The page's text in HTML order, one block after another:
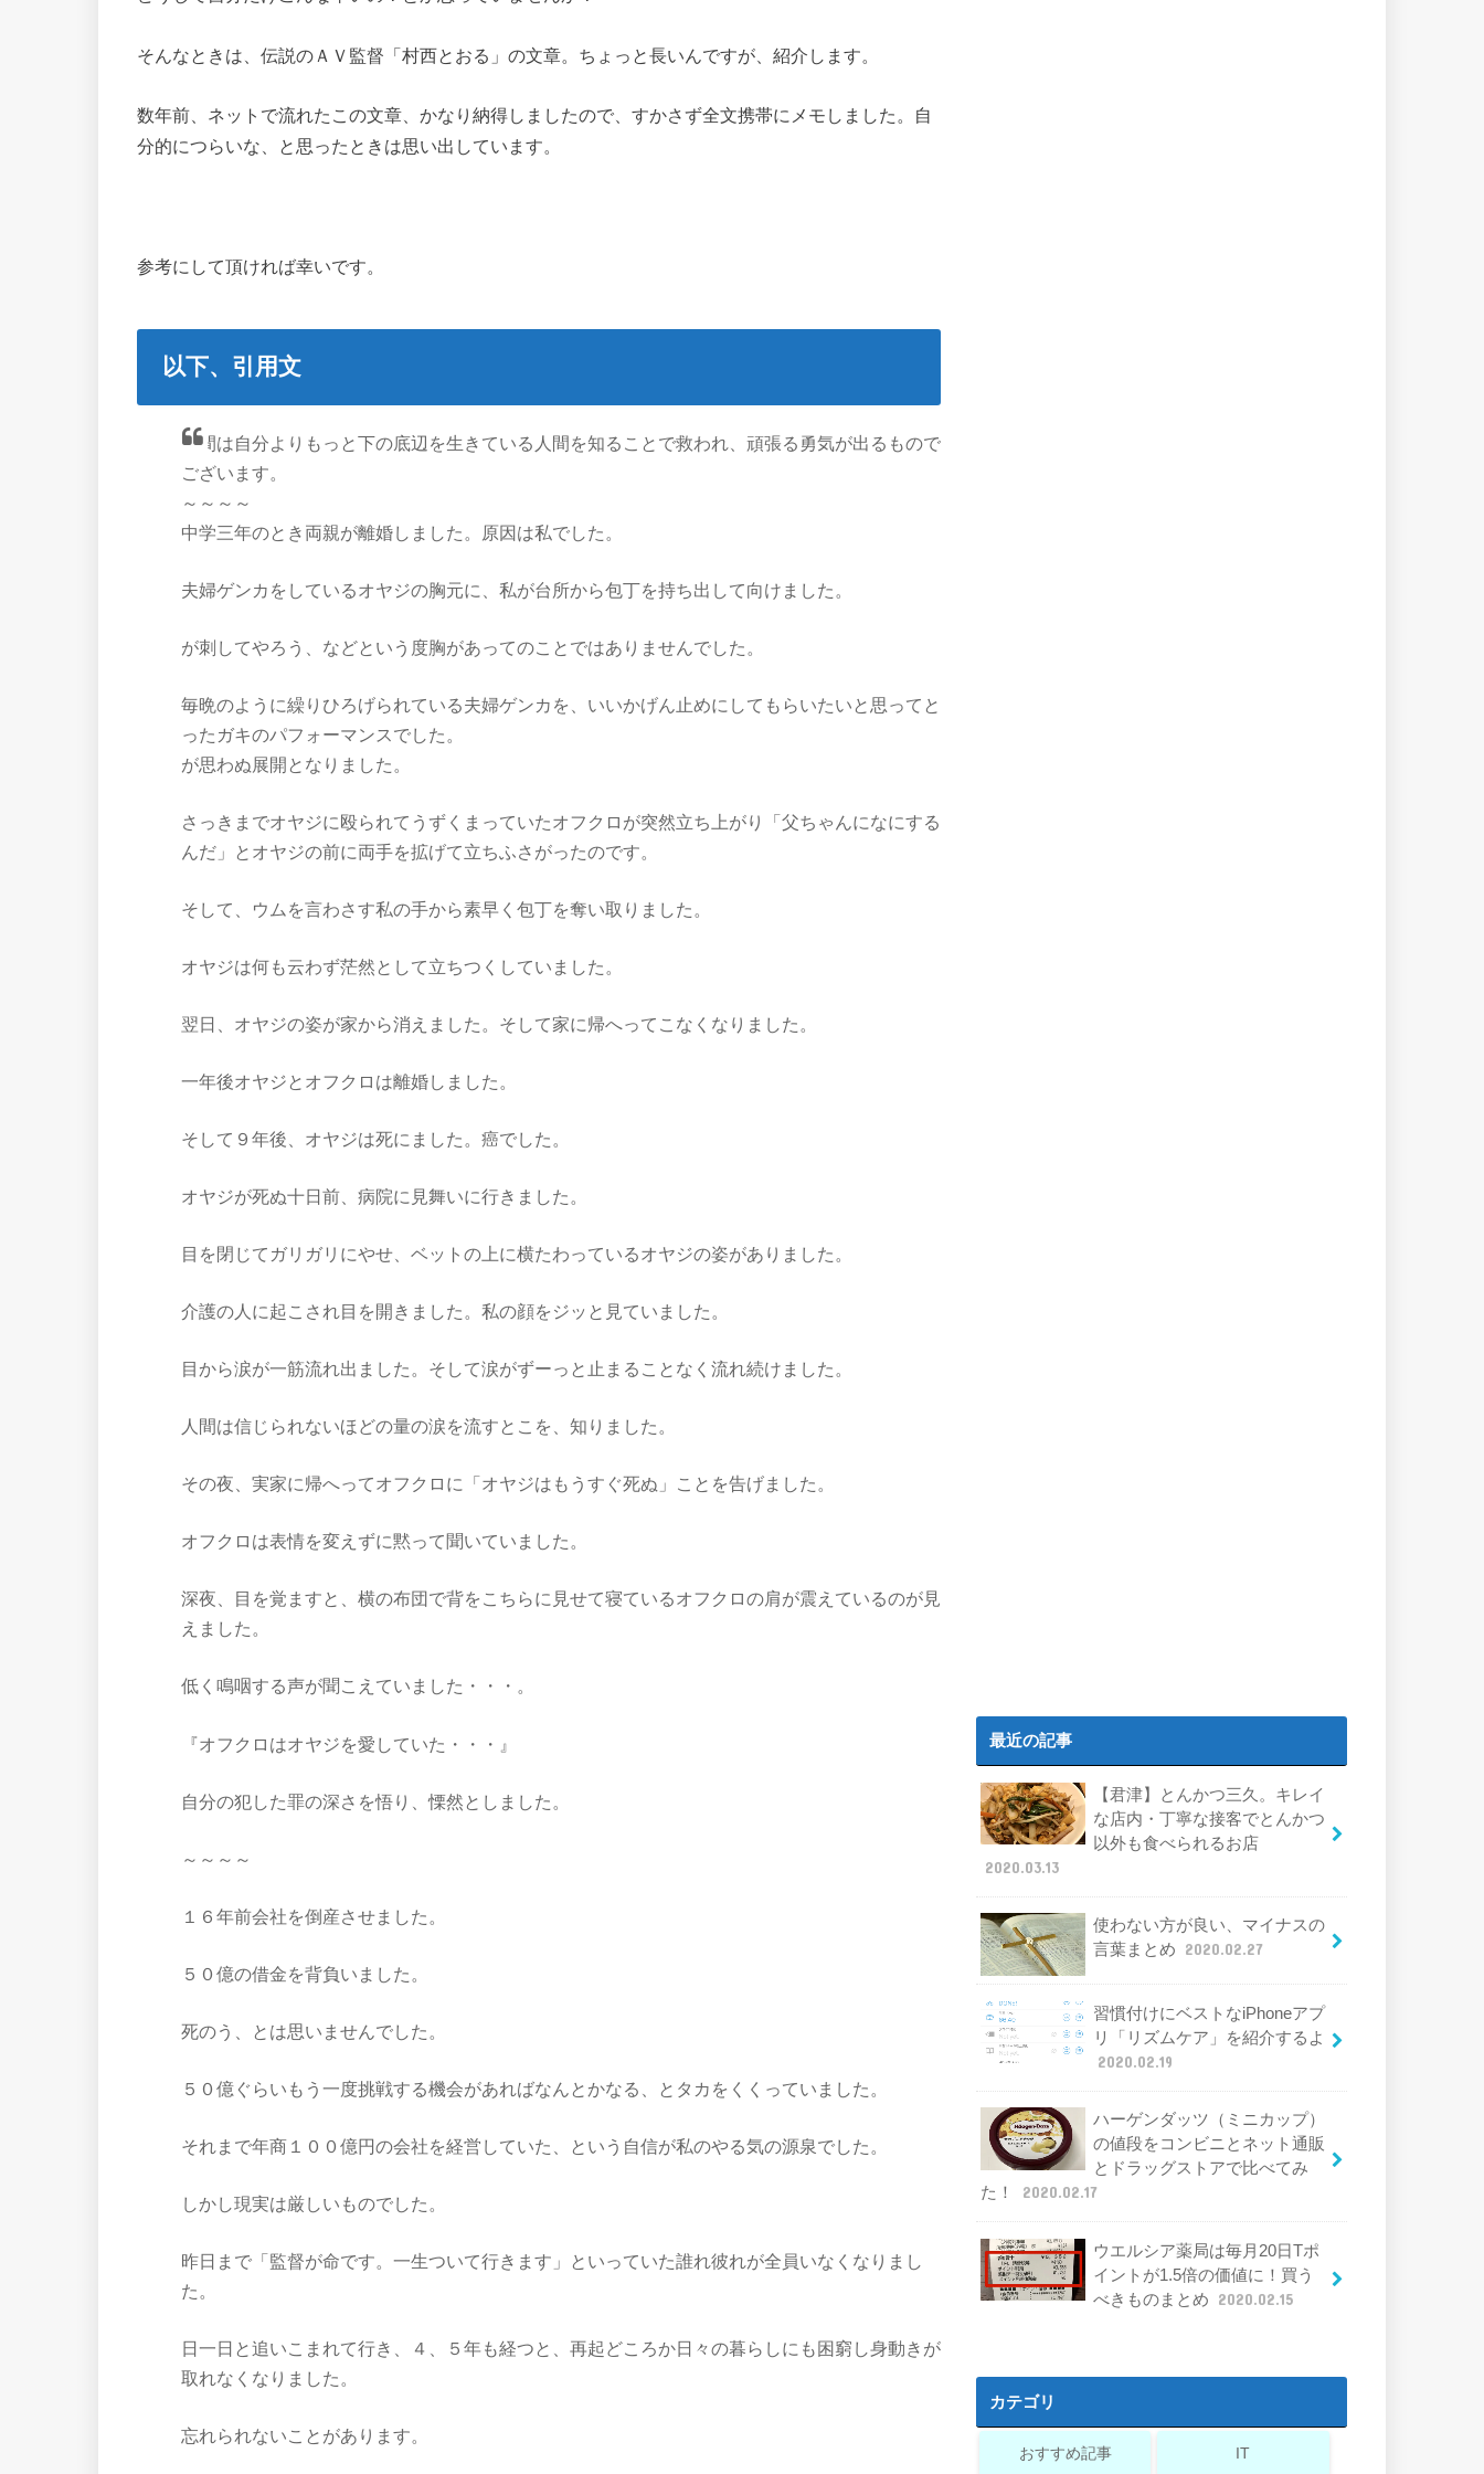
そんなときは、伝説のＡＶ監督「村西とおる」の文章。ちょっと長いんですが、紹介します。
数年前、ネットで流れたこの文章、かなり納得しましたので、すかさず全文携帯にメモしました。自
分的につらいな、と思ったときは思い出しています。
参考にして頂ければ幸いです。
以下、引用文
人間は自分よりもっと下の底辺を生きている人間を知ることで救われ、頑張る勇気が出るもので
ございます。
～～～～
中学三年のとき両親が離婚しました。原因は私でした。
夫婦ゲンカをしているオヤジの胸元に、私が台所から包丁を持ち出して向けました。
が刺してやろう、などという度胸があってのことではありませんでした。
毎晩のように繰りひろげられている夫婦ゲンカを、いいかげん止めにしてもらいたいと思ってと
ったガキのパフォーマンスでした。
が思わぬ展開となりました。
さっきまでオヤジに殴られてうずくまっていたオフクロが突然立ち上がり「父ちゃんになにする
んだ」とオヤジの前に両手を拡げて立ちふさがったのです。
そして、ウムを言わさす私の手から素早く包丁を奪い取りました。
オヤジは何も云わず茫然として立ちつくしていました。
翌日、オヤジの姿が家から消えました。そして家に帰へってこなくなりました。
一年後オヤジとオフクロは離婚しました。
そして９年後、オヤジは死にました。癌でした。
オヤジが死ぬ十日前、病院に見舞いに行きました。
目を閉じてガリガリにやせ、ベットの上に横たわっているオヤジの姿がありました。
介護の人に起こされ目を開きました。私の顔をジッと見ていました。
目から涙が一筋流れ出ました。そして涙がずーっと止まることなく流れ続けました。
人間は信じられないほどの量の涙を流すとこを、知りました。
その夜、実家に帰へってオフクロに「オヤジはもうすぐ死ぬ」ことを告げました。
オフクロは表情を変えずに黙って聞いていました。
深夜、目を覚ますと、横の布団で背をこちらに見せて寝ているオフクロの肩が震えているのが見
えました。
低く鳴咽する声が聞こえていました・・・。
『オフクロはオヤジを愛していた・・・』
自分の犯した罪の深さを悟り、慄然としました。
～～～～
１６年前会社を倒産させました。
５０億の借金を背負いました。
死のう、とは思いませんでした。
５０億ぐらいもう一度挑戦する機会があればなんとかなる、とタカをくくっていました。
それまで年商１００億円の会社を経営していた、という自信が私のやる気の源泉でした。
しかし現実は厳しいものでした。
昨日まで「監督が命です。一生ついて行きます」といっていた誰れ彼れが全員いなくなりまし
た。
日一日と追いこまれて行き、４、５年も経つと、再起どころか日々の暮らしにも困窮し身動きが
取れなくなりました。
忘れられないことがあります。
最近の記事
【君津】とんかつ三久。キレイ
な店内・丁寧な接客でとんかつ
以外も食べられるお店
2020.03.13
使わない方が良い、マイナスの
言葉まとめ
2020.02.27
習慣付けにベストなiPhoneアプ
リ「リズムケア」を紹介するよ
2020.02.19
ハーゲンダッツ（ミニカップ）
の値段をコンビニとネット通販
とドラッグストアで比べてみ
た！
2020.02.17
ウエルシア薬局は毎月20日Tポ
イントが1.5倍の価値に！買う
べきものまとめ
2020.02.15
カテゴリ
おすすめ記事 IT